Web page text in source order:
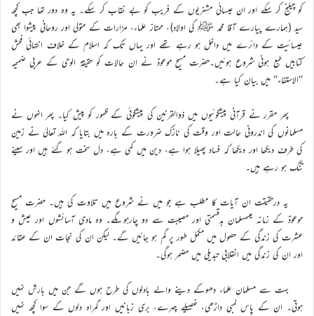
کو چیلنج کر سکے اور ان عیسائی مشنریوں کے فریب کو بے نقاب کر سکے۔ یہ وہ دور تھا جب کچھ
سید (ہمارے پیارے آقا محمد ﷺ کی اولاد)، ممتاز علماء، مزارات کے متولی اور روحانی پیشوا بھی
عیسائیت کے دائرے میں داخل ہو رہے تھے اور یہاں تک کہ اسلام کے خلاف انتہائی فحش
کتابیں طبع ہونی شروع ہوئیں۔حضرت مسیح موعودؑ نے ان حالات کو حقیقۃ الوحی کے عربی ضمیمہ
’’الاستفاء‘‘ میں بیان کیا ہے۔
پھر مقرر نے قرآنی پیشگوئیوں میں ذوالقرنین کی پیشگوئی کے ظہور کو پیش کیا۔ پھر انہوں نے
مسلمانوں کی اندرونی حالت اور وقت کی نازک ضرورت کے بارہ میں بتایا کہ اللہ تعالیٰ نے زمین
کی طرف دیکھا اور دیکھا کہ فساد پھیلا ہوا ہے، دین میں کمی ہے، دل سخت ہو گئے ہیں اور سینے
تنگ ہو رہے ہیں۔
یہ درحقیقت ان آیات کا مطلب ہے جو میں نے شروع میں تلاوت کی ہیں۔ حضرت مسیح
موعودؑ کے زمانہ میںمسلمان بدقسمتی اور مصیبت سے دو چارہوںگے۔ وہ مادی آسائشوں اور عیش و
عشرت کی زندگی کے حصول میں مکمل طور پر گم ہو جائیں گے۔ لیکن ان کی نجات ان کے عقائد
اور ان کی زندگی میں انقلابی تبدیلی میں مضمر ہوگی۔
بہت سے مسلمان علماء دھوکے دینے والے بادلوں کی طرح ہوں گے جن میں بارش نہیں
ہوتی۔ ان کے پاس لمبی داڑھی، غصیلے چہرے، بری زبانیں اور گمراہ دلوں کے سوا کچھ نہیں